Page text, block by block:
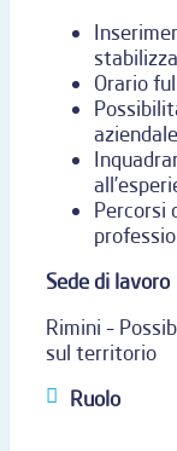
Orario
aziendale
Percorsi
Sede di lavoro
Rimini –
sul territorio
Ruolo